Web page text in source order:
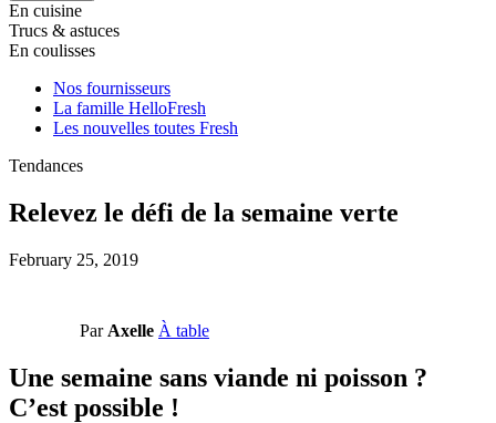
En cuisine
Trucs & astuces
En coulisses
Nos fournisseurs
La famille HelloFresh
Les nouvelles toutes Fresh
Tendances
Relevez le défi de la semaine verte
February 25, 2019
Par Axelle À table
Une semaine sans viande ni poisson ?
C’est possible !